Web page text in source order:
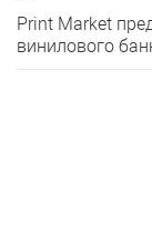
Print Market
винилового